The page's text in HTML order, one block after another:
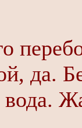
да.